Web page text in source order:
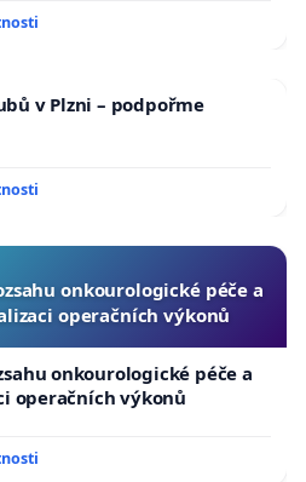
v Plzni – podpořme
onkourologické péče a
operačních výkonů
onkourologické péče a
operačních výkonů